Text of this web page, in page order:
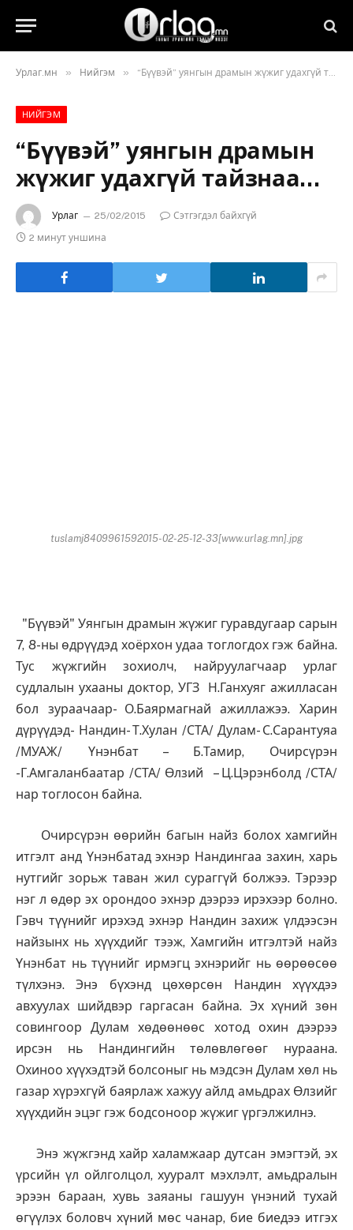
Урлаг.мн » Нийгэм » “Бүүвэй” уянгын драмын жүжиг удахгүй тайзнаа…
НИЙГЭМ
“Бүүвэй” уянгын драмын
жүжиг удахгүй тайзнаа…
Урлаг 25/02/2015
Сэтгэгдэл байхгүй
2 минут уншина
tuslamj8409961592015-02-25-12-33[www.urlag.mn].jpg
"Бүүвэй" Уянгын драмын жүжиг гуравдугаар сарын
7, 8-ны өдрүүдэд хоёрхон удаа тоглогдох гэж байна.
Тус жүжгийн зохиолч, найруулагчаар урлаг
судлалын ухааны доктор, УГЗ Н.Ганхуяг ажилласан
бол зураачаар- О.Баярмагнай ажиллажээ. Харин
дүрүүдэд- Нандин- Т.Хулан /СТА/ Дулам- С.Сарантуяа
/МУАЖ/ Үнэнбат – Б.Тамир, Очирсүрэн
-Г.Амгаланбаатар /СТА/ Өлзий – Ц.Цэрэнболд /СТА/
нар тоглосон байна.
Очирсүрэн өөрийн багын найз болох хамгийн
итгэлт анд Үнэнбатад эхнэр Нандингаа захин, харь
нутгийг зорьж таван жил сураггүй болжээ. Тэрээр
нэг л өдөр эх орондоо эхнэр дээрээ ирэхээр болно.
Гэвч түүнийг ирэхэд эхнэр Нандин захиж үлдээсэн
найзынх нь хүүхдийг тээж, Хамгийн итгэлтэй найз
Үнэнбат нь түүнийг ирмэгц эхнэрийг нь өөрөөсөө
түлхэнэ. Энэ бүхэнд цөхөрсөн Нандин хүүхдээ
авхуулах шийдвэр гаргасан байна. Эх хүний зөн
совингоор Дулам хөдөөнөөс хотод охин дээрээ
ирсэн нь Нандингийн төлөвлөгөөг нураана.
Охиноо хүүхэдтэй болсоныг нь мэдсэн Дулам хөл нь
газар хүрэхгүй баярлаж хажуу айлд амьдрах Өлзийг
хүүхдийн эцэг гэж бодсоноор жүжиг үргэлжилнэ.
Энэ жүжгэнд хайр халамжаар дутсан эмэгтэй, эх
үрсийн үл ойлголцол, хууралт мэхлэлт, амьдралын
эрээн бараан, хувь заяаны гашуун үнэний тухай
өгүүлэх боловч хүний мөс чанар, бие биедээ итгэх